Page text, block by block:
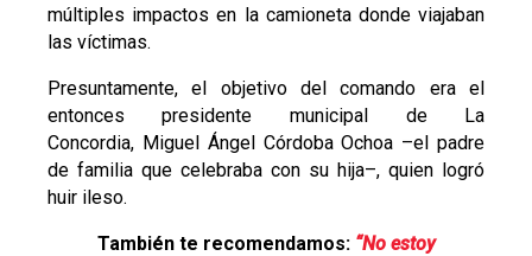
múltiples impactos en la camioneta donde viajaban
las víctimas.
Presuntamente, el objetivo del comando era el
entonces presidente municipal de La
Concordia, Miguel Ángel Córdoba Ochoa –el padre
de familia que celebraba con su hija–, quien logró
huir ileso.
También te recomendamos: “No estoy